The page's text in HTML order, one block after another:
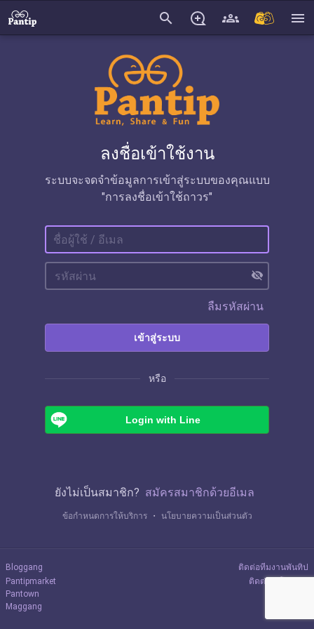
search menu
ลงชื่อเข้าใช้งาน
ระบบจะจดจำข้อมูลการเข้าสู่ระบบของคุณแบบ
"การลงชื่อเข้าใช้ถาวร"
visibility_off
ลืมรหัสผ่าน
เข้าสู่ระบบ
หรือ
Login with Line
ยังไม่เป็นสมาชิก? สมัครสมาชิกด้วยอีเมล
ข้อกำหนดการให้บริการ ・ นโยบายความเป็นส่วนตัว
Bloggang
Pantipmarket
Pantown
Maggang
ติดต่อทีมงานพันทิป
ติดต่อลงโฆษณา